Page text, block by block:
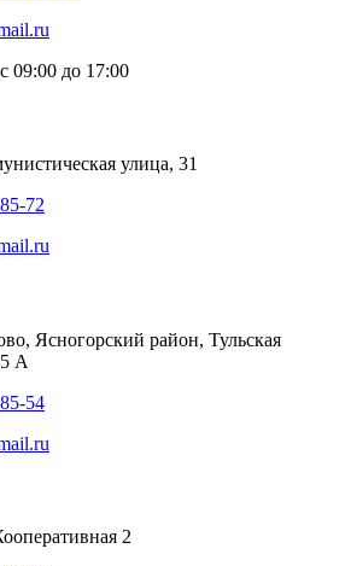
09:00 до 17:00
улица, 31
72
Ясногорский район, Тульская
А
54
2